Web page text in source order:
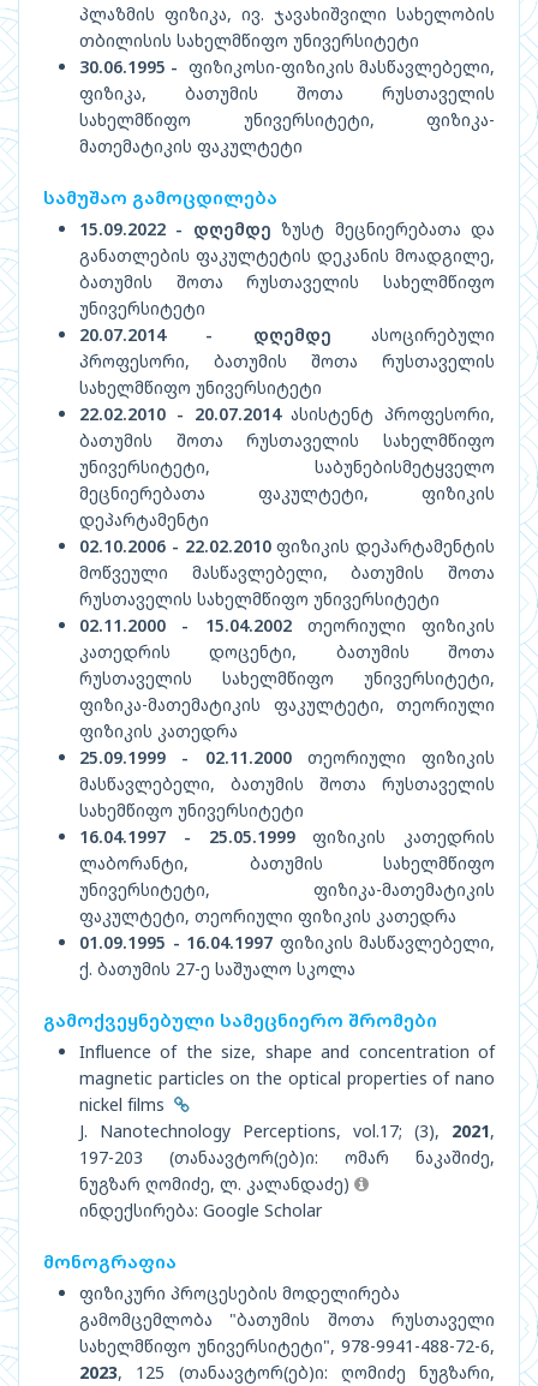
პლაზმის ფიზიკა, ივ. ჯავახიშვილი სახელობის
თბილისის სახელმწიფო უნივერსიტეტი
30.06.1995 - ფიზიკოსი-ფიზიკის მასწავლებელი,
ფიზიკა, ბათუმის შოთა რუსთაველის
სახელმწიფო უნივერსიტეტი, ფიზიკა-
მათემატიკის ფაკულტეტი
სამუშაო გამოცდილება
15.09.2022 - დღემდე ზუსტ მეცნიერებათა და
განათლების ფაკულტეტის დეკანის მოადგილე,
ბათუმის შოთა რუსთაველის სახელმწიფო
უნივერსიტეტი
20.07.2014 - დღემდე ასოცირებული
პროფესორი, ბათუმის შოთა რუსთაველის
სახელმწიფო უნივერსიტეტი
22.02.2010 - 20.07.2014ასისტენტ პროფესორი,
ბათუმის შოთა რუსთაველის სახელმწიფო
უნივერსიტეტი, საბუნებისმეტყველო
მეცნიერებათა ფაკულტეტი, ფიზიკის
დეპარტამენტი
02.10.2006 - 22.02.2010ფიზიკის დეპარტამენტის
მოწვეული მასწავლებელი, ბათუმის შოთა
რუსთაველის სახელმწიფო უნივერსიტეტი
02.11.2000 - 15.04.2002თეორიული ფიზიკის
კათედრის დოცენტი, ბათუმის შოთა
რუსთაველის სახელმწიფო უნივერსიტეტი,
ფიზიკა-მათემატიკის ფაკულტეტი, თეორიული
ფიზიკის კათედრა
25.09.1999 - 02.11.2000თეორიული ფიზიკის
მასწავლებელი, ბათუმის შოთა რუსთაველის
სახემწიფო უნივერსიტეტი
16.04.1997 - 25.05.1999ფიზიკის კათედრის
ლაბორანტი, ბათუმის სახელმწიფო
უნივერსიტეტი, ფიზიკა-მათემატიკის
ფაკულტეტი, თეორიული ფიზიკის კათედრა
01.09.1995 - 16.04.1997 ფიზიკის მასწავლებელი,
ქ. ბათუმის 27-ე საშუალო სკოლა
გამოქვეყნებული სამეცნიერო შრომები
Influence of the size, shape and concentration of
magnetic particles on the optical properties of nano
nickel films
J. Nanotechnology Perceptions, vol.17; (3), 2021,
197-203 (თანაავტორ(ებ)ი: ომარ ნაკაშიძე,
ნუგზარ ღომიძე, ლ. კალანდაძე)
ინდექსირება: Google Scholar
მონოგრაფია
ფიზიკური პროცესების მოდელირება
გამომცემლობა "ბათუმის შოთა რუსთაველი
სახელმწიფო უნივერსიტეტი", 978-9941-488-72-6,
2023, 125 (თანაავტორ(ებ)ი: ღომიძე ნუგზარი,